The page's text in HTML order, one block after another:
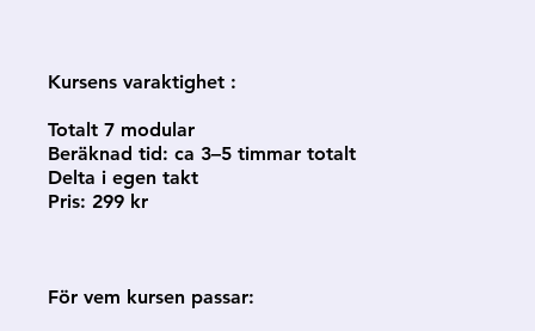
Kursens varaktighet :
Totalt 7 modular
Beräknad tid: ca 3–5 timmar totalt
Delta i egen takt
Pris: 299 kr
För vem kursen passar: